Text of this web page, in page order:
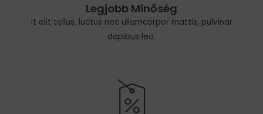
Legjobb Minőség
It elit tellus, luctus nec ullamcorper mattis, pulvinar
dapibus leo.